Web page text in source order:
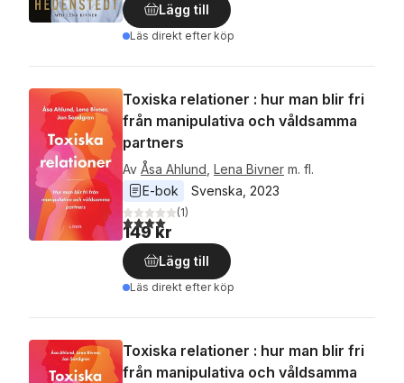
Lägg till
Läs direkt efter köp
Toxiska relationer : hur man blir fri
från manipulativa och våldsamma
partners
Av Åsa Ahlund Lena Bivner m. fl.
E-bok
Svenska 2023
4,0utav 5 stjärnor. Totalt antal röster:
(1)
149 kr
Lägg till
Läs direkt efter köp
Toxiska relationer : hur man blir fri
från manipulativa och våldsamma